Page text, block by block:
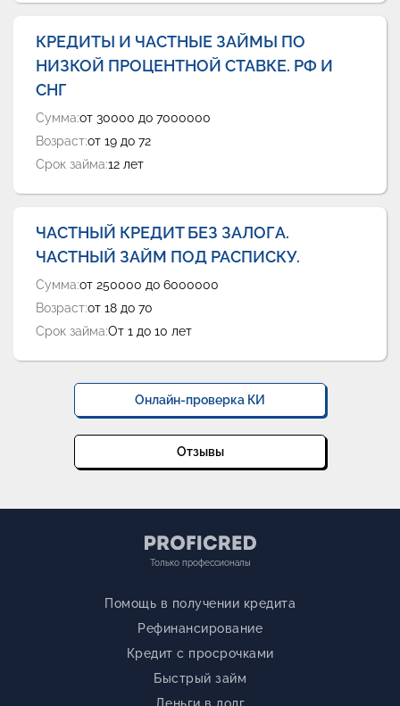
КРЕДИТЫ И ЧАСТНЫЕ ЗАЙМЫ ПО
НИЗКОЙ ПРОЦЕНТНОЙ СТАВКЕ. РФ И
СНГ
Сумма:от 30000 до 7000000
Возраст:от 19 до 72
Срок займа:12 лет
ЧАСТНЫЙ КРЕДИТ БЕЗ ЗАЛОГА.
ЧАСТНЫЙ ЗАЙМ ПОД РАСПИСКУ.
Сумма:от 250000 до 6000000
Возраст:от 18 до 70
Срок займа:От 1 до 10 лет
Онлайн-проверка КИ
Отзывы
Только профессионалы
Помощь в получении кредита
Рефинансирование
Кредит с просрочками
Быстрый займ